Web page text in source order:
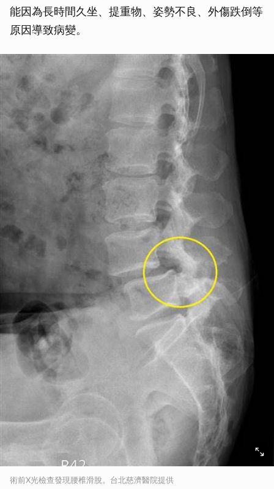
能因為長時間久坐、提重物、姿勢不良、外傷跌倒等
原因導致病變。
術前X光檢查發現腰椎滑脫。台北慈濟醫院提供